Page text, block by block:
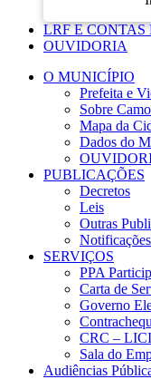
LRF E CONTAS
OUVIDORIA
O MUNICÍPIO
Prefeita e
Sobre
Mapa da
Dados do
PUBLICAÇÕES
Decretos
Leis
Outras
SERVIÇOS
PPA
Carta de
Governo
CRC –
Sala do
Audiências